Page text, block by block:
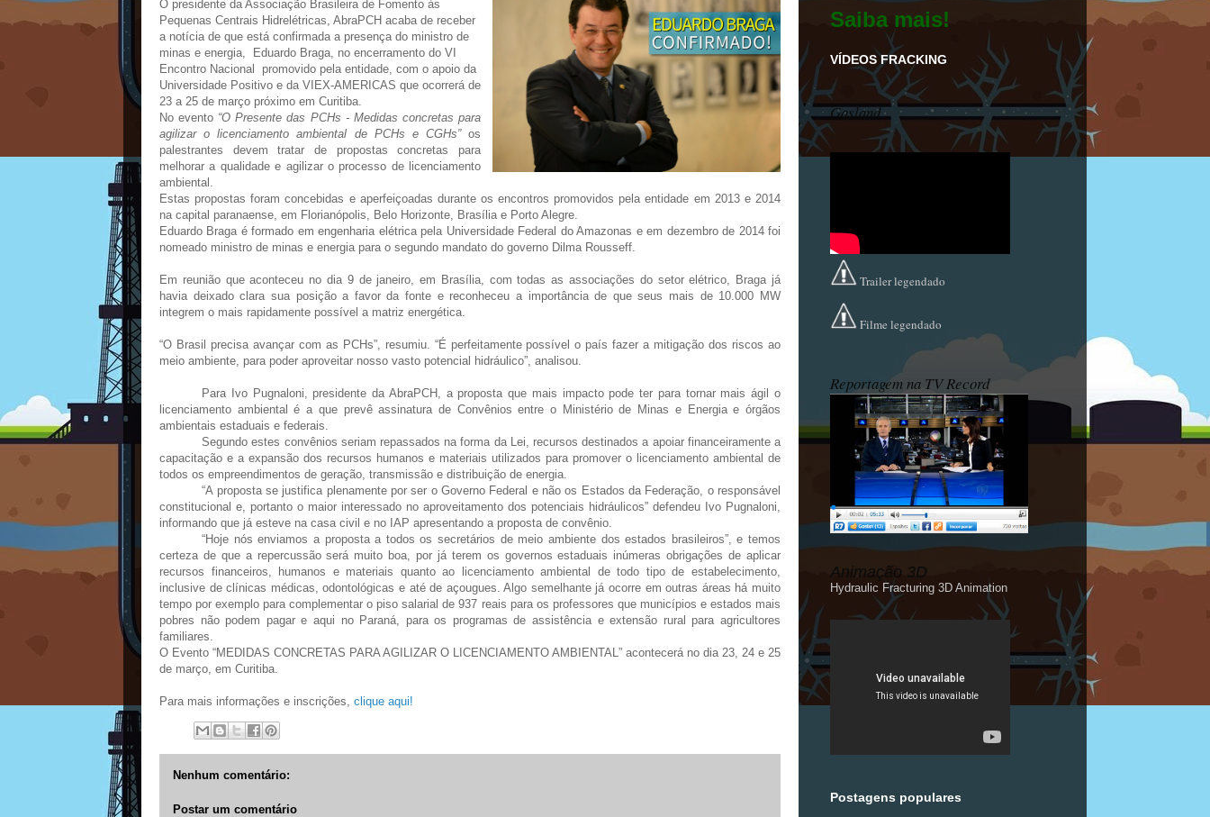
O presidente da Associação Brasileira de Fomento às
Pequenas Centrais Hidrelétricas, AbraPCH acaba de receber
a notícia de que está confirmada a presença do ministro de
minas e energia, Eduardo Braga, no encerramento do VI
Encontro Nacional promovido pela entidade, com o apoio da
Universidade Positivo e da VIEX-AMERICAS que ocorrerá de
23 a 25 de março próximo em Curitiba.
No evento “O Presente das PCHs - Medidas concretas para
agilizar o licenciamento ambiental de PCHs e CGHs”os
palestrantes devem tratar de propostas concretas para
melhorar a qualidade e agilizar o processo de licenciamento
ambiental.
Estas propostas foram concebidas e aperfeiçoadas durante os encontros promovidos pela entidade em 2013 e 2014
na capital paranaense, em Florianópolis, Belo Horizonte, Brasília e Porto Alegre.
Eduardo Braga é formado em engenharia elétrica pela Universidade Federal do Amazonas e em dezembro de 2014 foi
nomeado ministro de minas e energia para o segundo mandato do governo Dilma Rousseff.
Em reunião que aconteceu no dia 9 de janeiro, em Brasília, com todas as associações do setor elétrico, Braga já
havia deixado clara sua posição a favor da fonte e reconheceu a importância de que seus mais de 10.000 MW
integrem o mais rapidamente possível a matriz energética.
“O Brasil precisa avançar com as PCHs”, resumiu. “É perfeitamente possível o país fazer a mitigação dos riscos ao
meio ambiente, para poder aproveitar nosso vasto potencial hidráulico”, analisou.
Para Ivo Pugnaloni, presidente da AbraPCH, a proposta que mais impacto pode ter para tornar mais ágil o
licenciamento ambiental é a que prevê assinatura de Convênios entre o Ministério de Minas e Energia e órgãos
ambientais estaduais e federais.
Segundo estes convênios seriam repassados na forma da Lei, recursos destinados a apoiar financeiramente a
capacitação e a expansão dos recursos humanos e materiais utilizados para promover o licenciamento ambiental de
todos os empreendimentos de geração, transmissão e distribuição de energia.
“A proposta se justifica plenamente por ser o Governo Federal e não os Estados da Federação, o responsável
constitucional e, portanto o maior interessado no aproveitamento dos potenciais hidráulicos” defendeu Ivo Pugnaloni,
informando que já esteve na casa civil e no IAP apresentando a proposta de convênio.
“Hoje nós enviamos a proposta a todos os secretários de meio ambiente dos estados brasileiros”, e temos
certeza de que a repercussão será muito boa, por já terem os governos estaduais inúmeras obrigações de aplicar
recursos financeiros, humanos e materiais quanto ao licenciamento ambiental de todo tipo de estabelecimento,
inclusive de clínicas médicas, odontológicas e até de açougues. Algo semelhante já ocorre em outras áreas há muito
tempo por exemplo para complementar o piso salarial de 937 reais para os professores que municípios e estados mais
pobres não podem pagar e aqui no Paraná, para os programas de assistência e extensão rural para agricultores
familiares.
O Evento “MEDIDAS CONCRETAS PARA AGILIZAR O LICENCIAMENTO AMBIENTAL” acontecerá no dia 23, 24 e 25
de março, em Curitiba.
Para mais informações e inscrições, clique aqui!
Nenhum comentário:
Postar um comentário
Saiba mais!
VÍDEOS FRACKING
Gasland
Trailer legendado
Filme legendado
Reportagem na TV Record
Animação 3D
Hydraulic Fracturing 3D Animation
Postagens populares